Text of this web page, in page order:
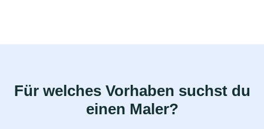
Für welches Vorhaben suchst du
einen Maler?